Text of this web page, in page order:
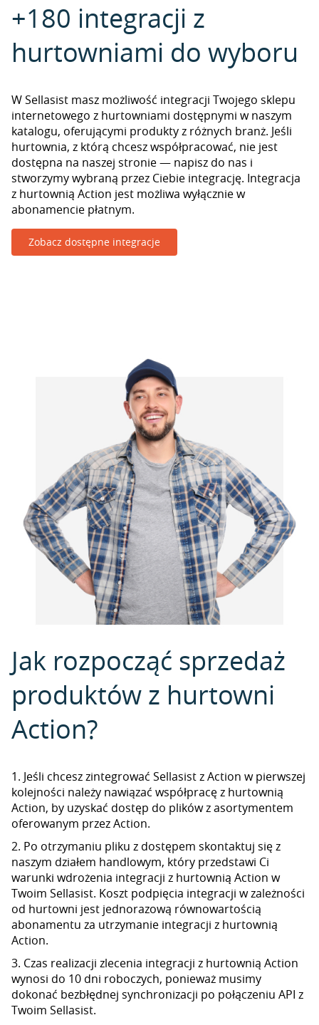
+180 integracji z
hurtowniami do wyboru
W Sellasist masz możliwość integracji Twojego sklepu
internetowego z hurtowniami dostępnymi w naszym
katalogu, oferującymi produkty z różnych branż. Jeśli
hurtownia, z którą chcesz współpracować, nie jest
dostępna na naszej stronie — napisz do nas i
stworzymy wybraną przez Ciebie integrację. Integracja
z hurtownią Action jest możliwa wyłącznie w
abonamencie płatnym.
Zobacz dostępne integracje
Jak rozpocząć sprzedaż
produktów z hurtowni
Action?
1. Jeśli chcesz zintegrować Sellasist z Action w pierwszej
kolejności należy nawiązać współpracę z hurtownią
Action, by uzyskać dostęp do plików z asortymentem
oferowanym przez Action.
2. Po otrzymaniu pliku z dostępem skontaktuj się z
naszym działem handlowym, który przedstawi Ci
warunki wdrożenia integracji z hurtownią Action w
Twoim Sellasist. Koszt podpięcia integracji w zależności
od hurtowni jest jednorazową równowartością
abonamentu za utrzymanie integracji z hurtownią
Action.
3. Czas realizacji zlecenia integracji z hurtownią Action
wynosi do 10 dni roboczych, ponieważ musimy
dokonać bezbłędnej synchronizacji po połączeniu API z
Twoim Sellasist.